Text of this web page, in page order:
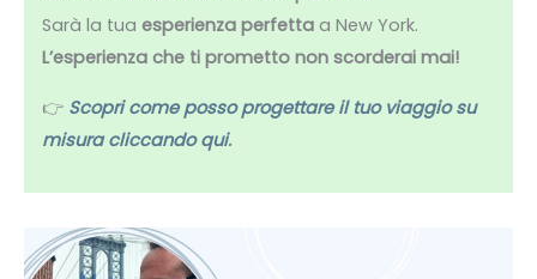
Sarà la tua esperienza perfettaa New York.
L’esperienza che ti prometto non scorderai mai!
👉 Scopri come posso progettare il tuo viaggio su
misura cliccando qui.